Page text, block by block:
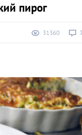
пирог
31360